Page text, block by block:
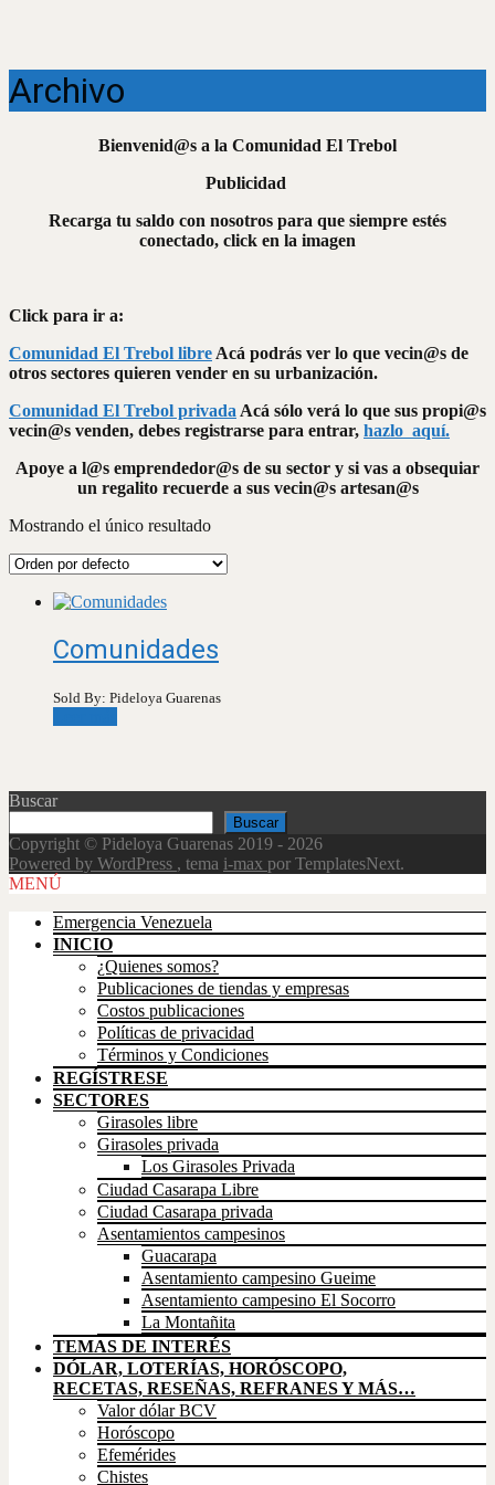
Archivo
Bienvenid@s a la Comunidad El Trebol
Publicidad
Recarga tu saldo con nosotros para que siempre estés
conectado, click en la imagen
Click para ir a:
Comunidad El Trebol libre Acá podrás ver lo que vecin@s de
otros sectores quieren vender en su urbanización.
Comunidad El Trebol privada Acá sólo verá lo que sus propi@s
vecin@s venden, debes registrarse para entrar, hazlo aquí.
Apoye a l@s emprendedor@s de su sector y si vas a obsequiar
un regalito recuerde a sus vecin@s artesan@s
Mostrando el único resultado
Comunidades
Sold By: Pideloya Guarenas
Buscar
Buscar
Copyright © Pideloya Guarenas 2019 - 2026
Powered by WordPress , tema i-max por TemplatesNext.
Scroll
MENÚ
Emergencia Venezuela
INICIO
¿Quienes somos?
Publicaciones de tiendas y empresas
Costos publicaciones
Políticas de privacidad
Términos y Condiciones
REGÍSTRESE
SECTORES
Girasoles libre
Girasoles privada
Los Girasoles Privada
Ciudad Casarapa Libre
Ciudad Casarapa privada
Asentamientos campesinos
Guacarapa
Asentamiento campesino Gueime
Asentamiento campesino El Socorro
La Montañita
TEMAS DE INTERÉS
DÓLAR, LOTERÍAS, HORÓSCOPO,
RECETAS, RESEÑAS, REFRANES Y MÁS…
Valor dólar BCV
Horóscopo
Efemérides
Chistes